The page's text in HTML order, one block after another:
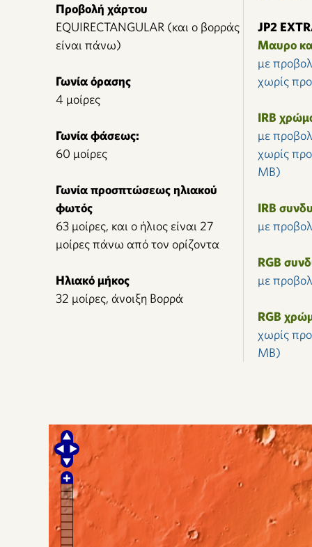
Προβολή χάρτου
EQUIRECTANGULAR (και ο βορράς
είναι πάνω)
Γωνία όρασης
4 μοίρες
Γωνία φάσεως:
60 μοίρες
Γωνία προσπτώσεως ηλιακού
φωτός
63 μοίρες, και ο ήλιος είναι 27
μοίρες πάνω από τον ορίζοντα
Ηλιακό μήκος
32 μοίρες, άνοιξη Βορρά
JP2
Μαυρο
με
χωρίς
IRB
με
χωρίς
MB)
IRB
με
RGB
με
RGB
χωρίς
MB)